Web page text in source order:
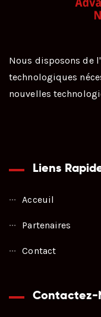
Nous disposons de
technologiques
nouvelles
Liens
Acceuil
Partenaires
Contact
Contactez-